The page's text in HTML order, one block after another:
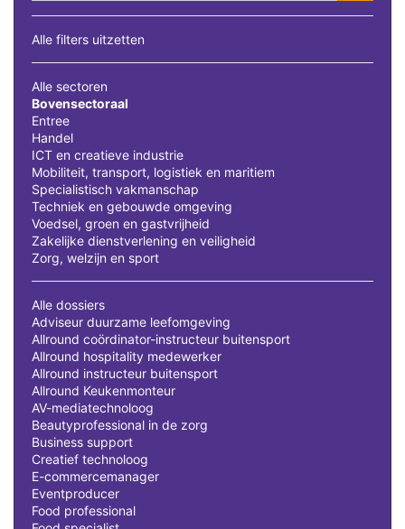
Alle filters uitzetten
Alle sectoren
Bovensectoraal
Entree
Handel
ICT en creatieve industrie
Mobiliteit, transport, logistiek en maritiem
Specialistisch vakmanschap
Techniek en gebouwde omgeving
Voedsel, groen en gastvrijheid
Zakelijke dienstverlening en veiligheid
Zorg, welzijn en sport
Alle dossiers
Adviseur duurzame leefomgeving
Allround coördinator-instructeur buitensport
Allround hospitality medewerker
Allround instructeur buitensport
Allround Keukenmonteur
AV-mediatechnoloog
Beautyprofessional in de zorg
Business support
Creatief technoloog
E-commercemanager
Eventproducer
Food professional